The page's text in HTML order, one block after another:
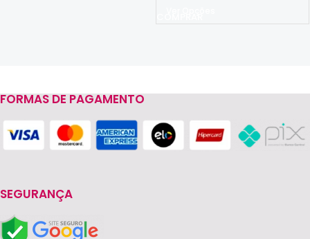
Read more
FORMAS DE PAGAMENTO
SEGURANÇA